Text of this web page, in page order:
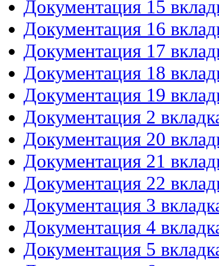
Документация 15
Документация 16
Документация 17
Документация 18
Документация 19
Документация 2
Документация 20
Документация 21
Документация 22
Документация 3
Документация 4
Документация 5